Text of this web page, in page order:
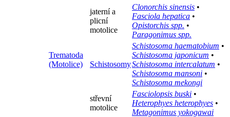
Trematoda
(Motolice)
jaterní a
plicní
motolice
Clonorchis sinensis •
Fasciola hepatica •
Opistorchis spp. •
Paragonimus spp.
Schistosomy
Schistosoma haematobium •
Schistosoma japonicum •
Schistosoma intercalatum •
Schistosoma mansoni •
Schistosoma mekongi‎
střevní
motolice
Fasciolopsis buski •
Heterophyes heterophyes •
Metagonimus yokogawai